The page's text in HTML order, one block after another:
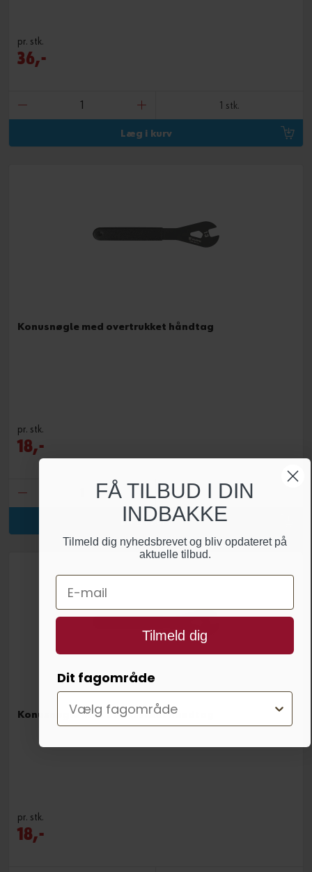
pr. stk.
36,-
1 stk.
Læg i kurv
Konusnøgle med overtrukket håndtag
pr. stk.
18,-
1 stk.
Læg i kurv
Konusnøgle med overtrukket håndtag
pr. stk.
18,-
FÅ TILBUD I DIN
INDBAKKE
Tilmeld dig nyhedsbrevet og bliv opdateret på
aktuelle tilbud.
Email
Tilmeld dig
Dit fagområde